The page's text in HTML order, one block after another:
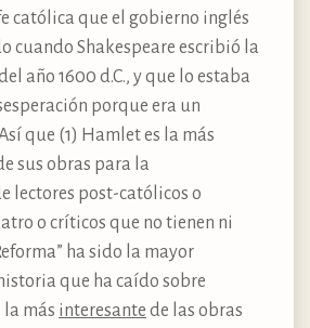
católica que el gobierno inglés
cuando Shakespeare escribió la
año 1600 d.C., y que lo estaba
porque era un
que (1) Hamlet es la más
sus obras para la
lectores post-católicos o
o críticos que no tienen ni
ha sido la mayor
que ha caído sobre
la más interesante de las obras